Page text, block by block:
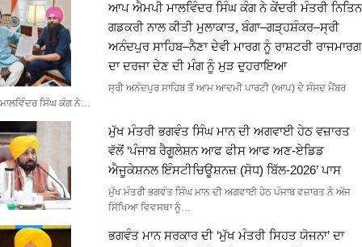
ਆਪ ਐਮਪੀ ਮਾਲਵਿੰਦਰ ਸਿੰਘ ਕੰਗ ਨੇ ਕੇਂਦਰੀ ਮੰਤਰੀ ਨਿਤਿਨ
ਗਡਕਰੀ ਨਾਲ ਕੀਤੀ ਮੁਲਾਕਾਤ, ਬੰਗਾ–ਗੜ੍ਹਸ਼ੰਕਰ–ਸ੍ਰੀ
ਅਨੰਦਪੁਰ ਸਾਹਿਬ–ਨੈਣਾ ਦੇਵੀ ਮਾਰਗ ਨੂੰ ਰਾਸ਼ਟਰੀ ਰਾਜਮਾਰਗ
ਦਾ ਦਰਜਾ ਦੇਣ ਦੀ ਮੰਗ ਨੂੰ ਮੁੜ ਦੁਹਰਾਇਆ
ਸ੍ਰੀ ਅਨੰਦਪੁਰ ਸਾਹਿਬ ਤੋਂ ਆਮ ਆਦਮੀ ਪਾਰਟੀ (ਆਪ) ਦੇ ਸੰਸਦ ਮੈਂਬਰ
ਮਾਲਵਿੰਦਰ ਸਿੰਘ ਕੰਗ ਨੇ…
ਮੁੱਖ ਮੰਤਰੀ ਭਗਵੰਤ ਸਿੰਘ ਮਾਨ ਦੀ ਅਗਵਾਈ ਹੇਠ ਵਜ਼ਾਰਤ
ਵੱਲੋਂ ‘ਪੰਜਾਬ ਰੈਗੂਲੇਸ਼ਨ ਆਫ ਫੀਸ ਆਫ ਅਣ-ਏਡਿਡ
ਐਜੂਕੇਸ਼ਨਲ ਇੰਸਟੀਚਿਊਸ਼ਨਜ਼ (ਸੋਧ) ਬਿੱਲ-2026’ ਪਾਸ
ਮੁੱਖ ਮੰਤਰੀ ਭਗਵੰਤ ਸਿੰਘ ਮਾਨ ਦੀ ਅਗਵਾਈ ਹੇਠ ਪੰਜਾਬ ਵਜ਼ਾਰਤ ਨੇ ਅੱਜ
ਸਿੱਖਿਆ ਵਿਵਸਥਾ ਨੂੰ…
ਭਗਵੰਤ ਮਾਨ ਸਰਕਾਰ ਦੀ ‘ਮੁੱਖ ਮੰਤਰੀ ਸਿਹਤ ਯੋਜਨਾ’ ਦਾ